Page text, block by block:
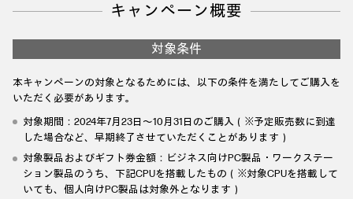
キャンペーン概要
対象条件
本キャンペーンの対象となるためには、以下の条件を満たしてご購入を
いただく必要があります。
対象期間：2024年7月23日～10月31日のご購入（※予定販売数に到達
した場合など、早期終了させていただくことがあります）
対象製品およびギフト券金額：ビジネス向けPC製品・ワークステー
ション製品のうち、下記CPUを搭載したもの（※対象CPUを搭載して
いても、個人向けPC製品は対象外となります）